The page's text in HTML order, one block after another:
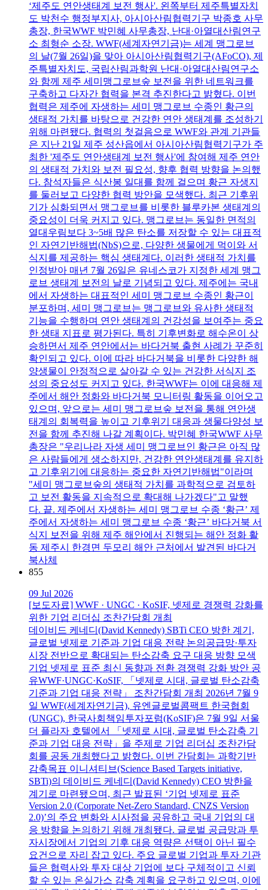
‘제주도 연안생태계 보전 행사'. 왼쪽부터 제주특별자치
도 박천수 행정부지사, 아시아산림협력기구 박종호 사무
총장, 한국WWF 박민혜 사무총장, 난대·아열대산림연구
소 최형순 소장. WWF(세계자연기금)는 세계 맹그로브
의 날(7월 26일)을 맞아 아시아산림협력기구(AFoCO), 제
주특별자치도, 국립산림과학원 난대·아열대산림연구소
와 함께 제주 세미맹그로브숲 보전을 위한 네트워크를
구축하고 다자간 협력을 본격 추진한다고 밝혔다. 이번
협력은 제주에 자생하는 세미 맹그로브 수종인 황근의
생태적 가치를 바탕으로 건강한 연안 생태계를 조성하기
위해 마련됐다. 협력의 첫걸음으로 WWF와 관계 기관들
은 지난 21일 제주 성산읍에서 아시아산림협력기구가 주
최한 '제주도 연안생태계 보전 행사'에 참여해 제주 연안
의 생태적 가치와 보전 필요성, 향후 협력 방향을 논의했
다. 참석자들은 식산봉 일대를 함께 걸으며 황근 자생지
를 둘러보고 다양한 협력 방안을 모색했다. 최근 기후위
기가 심화되면서 맹그로브를 비롯한 블루카본 생태계의
중요성이 더욱 커지고 있다. 맹그로브는 동일한 면적의
열대우림보다 3~5배 많은 탄소를 저장할 수 있는 대표적
인 자연기반해법(NbS)으로, 다양한 생물에게 먹이와 서
식지를 제공하는 핵심 생태계다. 이러한 생태적 가치를
인정받아 매년 7월 26일은 유네스코가 지정한 세계 맹그
로브 생태계 보전의 날로 기념되고 있다. 제주에는 국내
에서 자생하는 대표적인 세미 맹그로브 수종인 황근이
분포하며, 세미 맹그로브는 맹그로브와 유사한 생태적
기능을 수행하며 연안 생태계의 건강성을 보여주는 중요
한 생태 지표로 평가된다. 특히 기후변화로 해수온이 상
승하면서 제주 연안에서는 바다거북 출현 사례가 꾸준히
확인되고 있다. 이에 따라 바다거북을 비롯한 다양한 해
양생물이 안정적으로 살아갈 수 있는 건강한 서식지 조
성의 중요성도 커지고 있다. 한국WWF는 이에 대응해 제
주에서 해안 정화와 바다거북 모니터링 활동을 이어오고
있으며, 앞으로는 세미 맹그로브숲 보전을 통해 연안생
태계의 회복력을 높이고 기후위기 대응과 생물다양성 보
전을 함께 추진해 나갈 계획이다. 박민혜 한국WWF 사무
총장은 "우리나라 자생 세미 맹그로브인 황근은 아직 많
은 사람들에게 생소하지만, 건강한 연안생태계를 유지하
고 기후위기에 대응하는 중요한 자연기반해법"이라며
"세미 맹그로브숲의 생태적 가치를 과학적으로 검토하
고 보전 활동을 지속적으로 확대해 나가겠다"고 말했
다. 끝. 제주에서 자생하는 세미 맹그로브 수종 ‘황근’ 제
주에서 자생하는 세미 맹그로브 수종 ‘황근’ 바다거북 서
식지 보전을 위해 제주 해안에서 진행되는 해안 정화 활
동 제주시 한경면 두모리 해안 근처에서 발견된 바다거
북사체
855
09 Jul 2026
[보도자료] WWF · UNGC · KoSIF, 넷제로 경쟁력 강화를
위한 기업 리더십 조찬간담회 개최
데이비드 케네디(David Kennedy) SBTi CEO 방한 계기,
글로벌 넷제로 기준과 기업 대응 전략 논의공급망·투자
시장 전반으로 확대되는 탄소감축 요구 대응 방향 모색
기업 넷제로 표준 최신 동향과 전환 경쟁력 강화 방안 공
유WWF·UNGC·KoSIF, 「넷제로 시대, 글로벌 탄소감축
기준과 기업 대응 전략」 조찬간담회 개최 2026년 7월 9
일 WWF(세계자연기금), 유엔글로벌콤팩트 한국협회
(UNGC), 한국사회책임투자포럼(KoSIF)은 7월 9일 서울
더 플라자 호텔에서 「넷제로 시대, 글로벌 탄소감축 기
준과 기업 대응 전략」을 주제로 기업 리더십 조찬간담
회를 공동 개최했다고 밝혔다. 이번 간담회는 과학기반
감축목표 이니셔티브(Science Based Targets initiative,
SBTi)의 데이비드 케네디(David Kennedy) CEO 방한을
계기로 마련됐으며, 최근 발표된 ‘기업 넷제로 표준
Version 2.0 (Corporate Net-Zero Standard, CNZS Version
2.0)’의 주요 변화와 시사점을 공유하고 국내 기업의 대
응 방향을 논의하기 위해 개최됐다. 글로벌 공급망과 투
자시장에서 기업의 기후 대응 역량은 선택이 아닌 필수
요건으로 자리 잡고 있다. 주요 글로벌 기업과 투자 기관
들은 협력사와 투자 대상 기업에 보다 구체적이고 신뢰
할 수 있는 온실가스 감축 계획을 요구하고 있으며, 이에